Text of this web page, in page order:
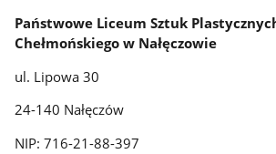
Państwowe Liceum Sztuk
Chełmońskiego w Nałęczowie
ul. Lipowa 30
24-140 Nałęczów
NIP: 716-21-88-397